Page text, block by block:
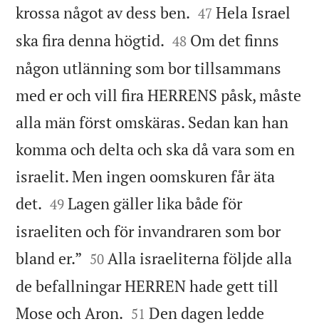
krossa något av dess ben. 

47 Hela Israel
ska fira denna högtid. 

48 Om det finns
någon utlänning som bor tillsammans
med er och vill fira HERRENS påsk, måste
alla män först omskäras. Sedan kan han
komma och delta och ska då vara som en
israelit. Men ingen oomskuren får äta
det. 

49 Lagen gäller lika både för
israeliten och för invandraren som bor
bland er.” 

50 Alla israeliterna följde alla
de befallningar HERREN hade gett till
Mose och Aron. 

51 Den dagen ledde